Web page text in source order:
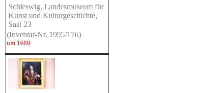
Schleswig, Landesmuseum für
Kunst und Kulturgeschichte,
Saal 23
(Inventar-Nr. 1995/176)
um 1680